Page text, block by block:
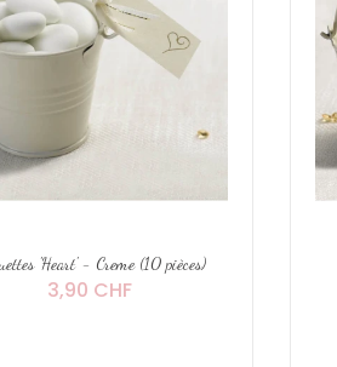
'Heart' - Creme (10 pièces)
3,90 CHF